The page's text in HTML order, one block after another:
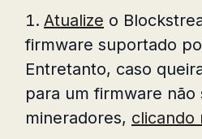
Atualize o
firmware suportado
Entretanto, caso
para um firmware
mineradores, clicando